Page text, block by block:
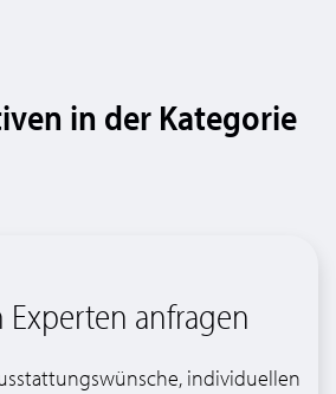
in der Kategorie
anfragen
individuellen